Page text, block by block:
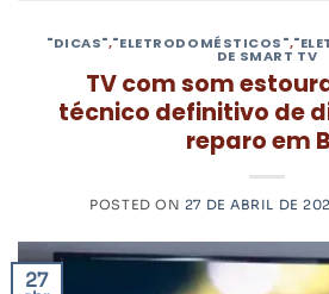
"DICAS","ELETRODOMÉSTICOS",
DE SMART TV
TV com som
técnico definitivo de
reparo em
POSTED ON 27 DE ABRIL DE
27